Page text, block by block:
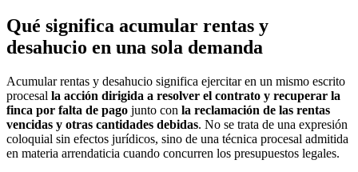
Qué significa acumular rentas y
desahucio en una sola demanda
Acumular rentas y desahucio significa ejercitar en un mismo escrito
procesal la acción dirigida a resolver el contrato y recuperar la
finca por falta de pago junto con la reclamación de las rentas
vencidas y otras cantidades debidas. No se trata de una expresión
coloquial sin efectos jurídicos, sino de una técnica procesal admitida
en materia arrendaticia cuando concurren los presupuestos legales.